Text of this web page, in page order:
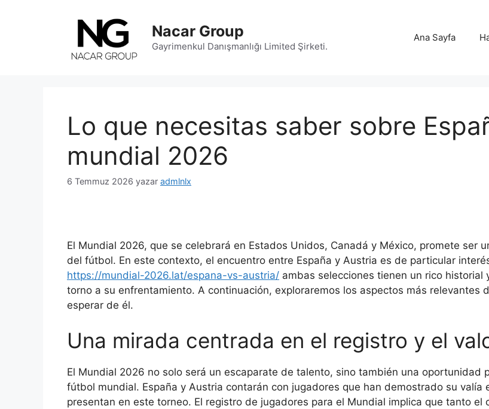
Nacar Group
Gayrimenkul Danışmanlığı Limited Şirketi.
Ana Sayfa
Lo que necesitas saber sobre
mundial 2026
6 Temmuz 2026 yazar admlnlx
El Mundial 2026, que se celebrará en Estados Unidos, Canadá y México, promete ser
del fútbol. En este contexto, el encuentro entre España y Austria es de particular
https://mundial-2026.lat/espana-vs-austria/ ambas selecciones tienen un rico
torno a su enfrentamiento. A continuación, exploraremos los aspectos más relevantes
esperar de él.
Una mirada centrada en el registro y el
El Mundial 2026 no solo será un escaparate de talento, sino también una oportunidad
fútbol mundial. España y Austria contarán con jugadores que han demostrado su
presentan en este torneo. El registro de jugadores para el Mundial implica que tanto